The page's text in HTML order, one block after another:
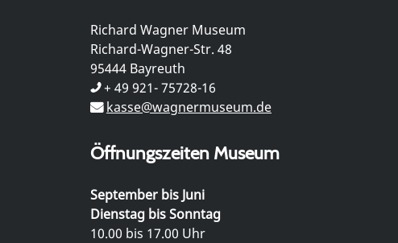
Richard Wagner Museum
Richard-Wagner-Str. 48
95444 Bayreuth
+ 49 921- 75728-16
kasse@wagnermuseum.de
Öffnungszeiten Museum
September bis Juni
Dienstag bis Sonntag
10.00 bis 17.00 Uhr